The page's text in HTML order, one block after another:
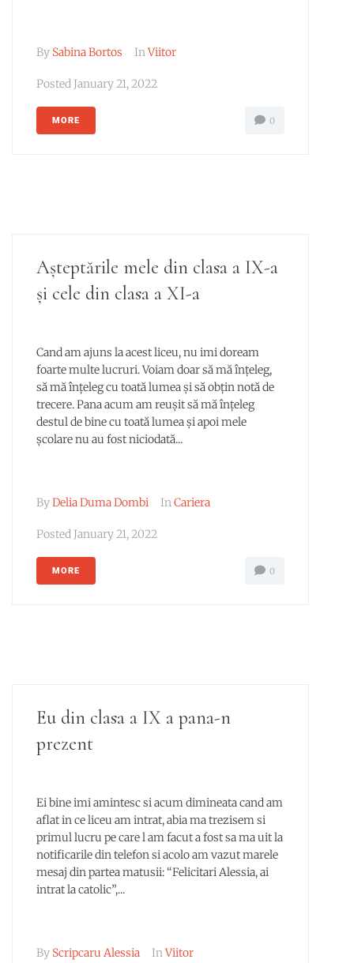
By Sabina Bortos InViitor
Posted January 21, 2022
MORE 0
Așteptările mele din clasa a IX-a
și cele din clasa a XI-a
Cand am ajuns la acest liceu, nu imi doream
foarte multe lucruri. Voiam doar să mă înțeleg,
să mă înțeleg cu toată lumea și să obțin notă de
trecere. Pana acum am reușit să mă înțeleg
destul de bine cu toată lumea și apoi mele
școlare nu au fost niciodată...
ByDelia Duma Dombi InCariera
Posted January 21, 2022
MORE 0
Eu din clasa a IX a pana-n
prezent
Ei bine imi amintesc si acum dimineata cand am
aflat in ce liceu am intrat, abia ma trezisem si
primul lucru pe care l am facut a fost sa ma uit la
notificarile din telefon si acolo am vazut marele
mesaj din partea matusii: “Felicitari Alessia, ai
intrat la catolic”,...
By Scripcaru Alessia InViitor